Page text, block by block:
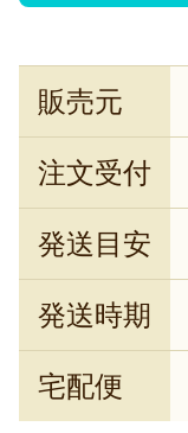
販売元
注文受付
発送目安
発送時期
宅配便